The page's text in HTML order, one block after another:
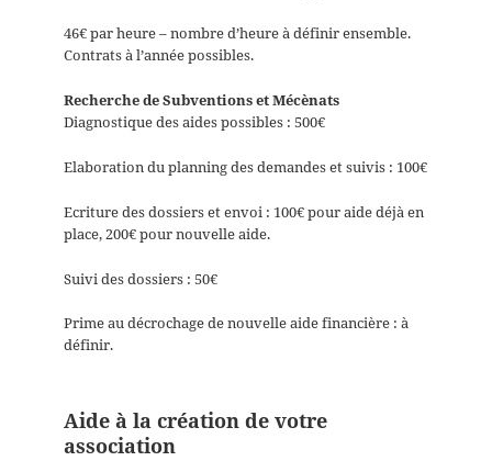
46€ par heure – nombre d’heure à définir ensemble.
Contrats à l’année possibles.
Recherche de Subventions et Mécènats
Diagnostique des aides possibles : 500€
Elaboration du planning des demandes et suivis : 100€
Ecriture des dossiers et envoi : 100€ pour aide déjà en
place, 200€ pour nouvelle aide.
Suivi des dossiers : 50€
Prime au décrochage de nouvelle aide financière : à
définir.
Aide à la création de votre
association